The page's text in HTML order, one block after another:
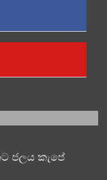
ජලය කැපේ